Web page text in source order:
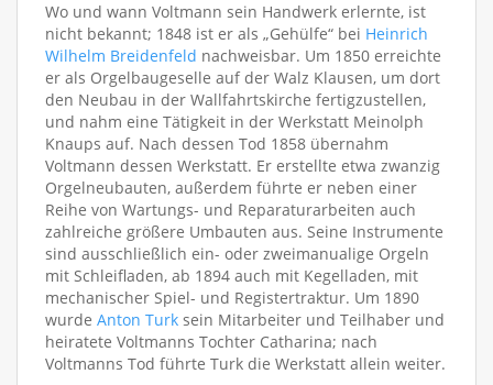
Wo und wann Voltmann sein Handwerk erlernte, ist
nicht bekannt; 1848 ist er als „Gehülfe“ bei Heinrich
Wilhelm Breidenfeld nachweisbar. Um 1850 erreichte
er als Orgelbaugeselle auf der Walz Klausen, um dort
den Neubau in der Wallfahrtskirche fertigzustellen,
und nahm eine Tätigkeit in der Werkstatt Meinolph
Knaups auf. Nach dessen Tod 1858 übernahm
Voltmann dessen Werkstatt. Er erstellte etwa zwanzig
Orgelneubauten, außerdem führte er neben einer
Reihe von Wartungs- und Reparaturarbeiten auch
zahlreiche größere Umbauten aus. Seine Instrumente
sind ausschließlich ein- oder zweimanualige Orgeln
mit Schleifladen, ab 1894 auch mit Kegelladen, mit
mechanischer Spiel- und Registertraktur. Um 1890
wurde Anton Turk sein Mitarbeiter und Teilhaber und
heiratete Voltmanns Tochter Catharina; nach
Voltmanns Tod führte Turk die Werkstatt allein weiter.